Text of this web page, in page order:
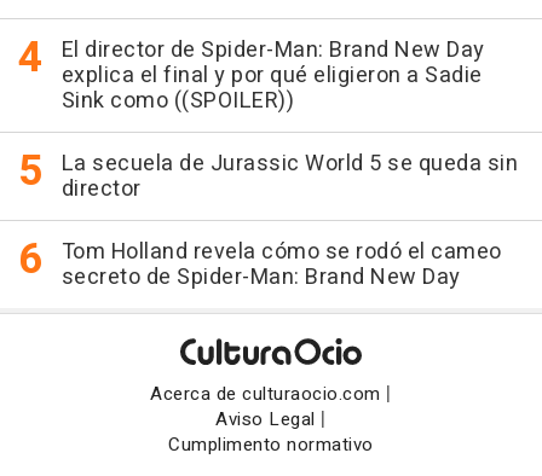
El director de Spider-Man: Brand New Day
explica el final y por qué eligieron a Sadie
Sink como ((SPOILER))
La secuela de Jurassic World 5 se queda sin
director
Tom Holland revela cómo se rodó el cameo
secreto de Spider-Man: Brand New Day
Acerca de culturaocio.com |
Aviso Legal |
Cumplimento normativo